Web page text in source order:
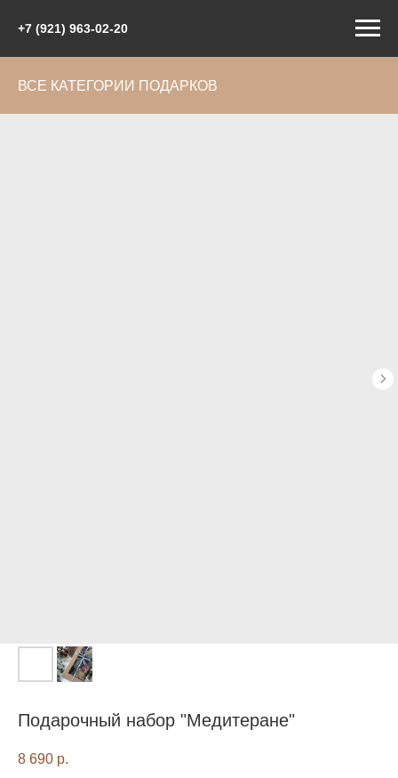
+7 (921) 963-02-20
ВСЕ КАТЕГОРИИ ПОДАРКОВ
Подарочный набор "Медитеране"
8 690 р.